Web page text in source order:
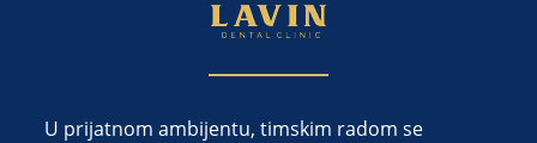
U prijatnom ambijentu, timskim radom se